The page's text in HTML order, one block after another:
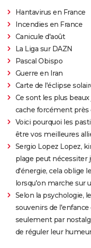
Hantavirus en France
Incendies en France
Canicule d'août
La Liga sur DAZN
Pascal Obispo
Guerre en Iran
Carte de l'éclipse
Ce sont les plus
cache forcément près
Voici pourquoi les
être vos meilleures
Sergio Lopez Lopez,
plage peut nécessiter
d'énergie, cela oblige
lorsqu'on marche sur
Selon la psychologie,
souvenirs de
seulement par
de réguler leur